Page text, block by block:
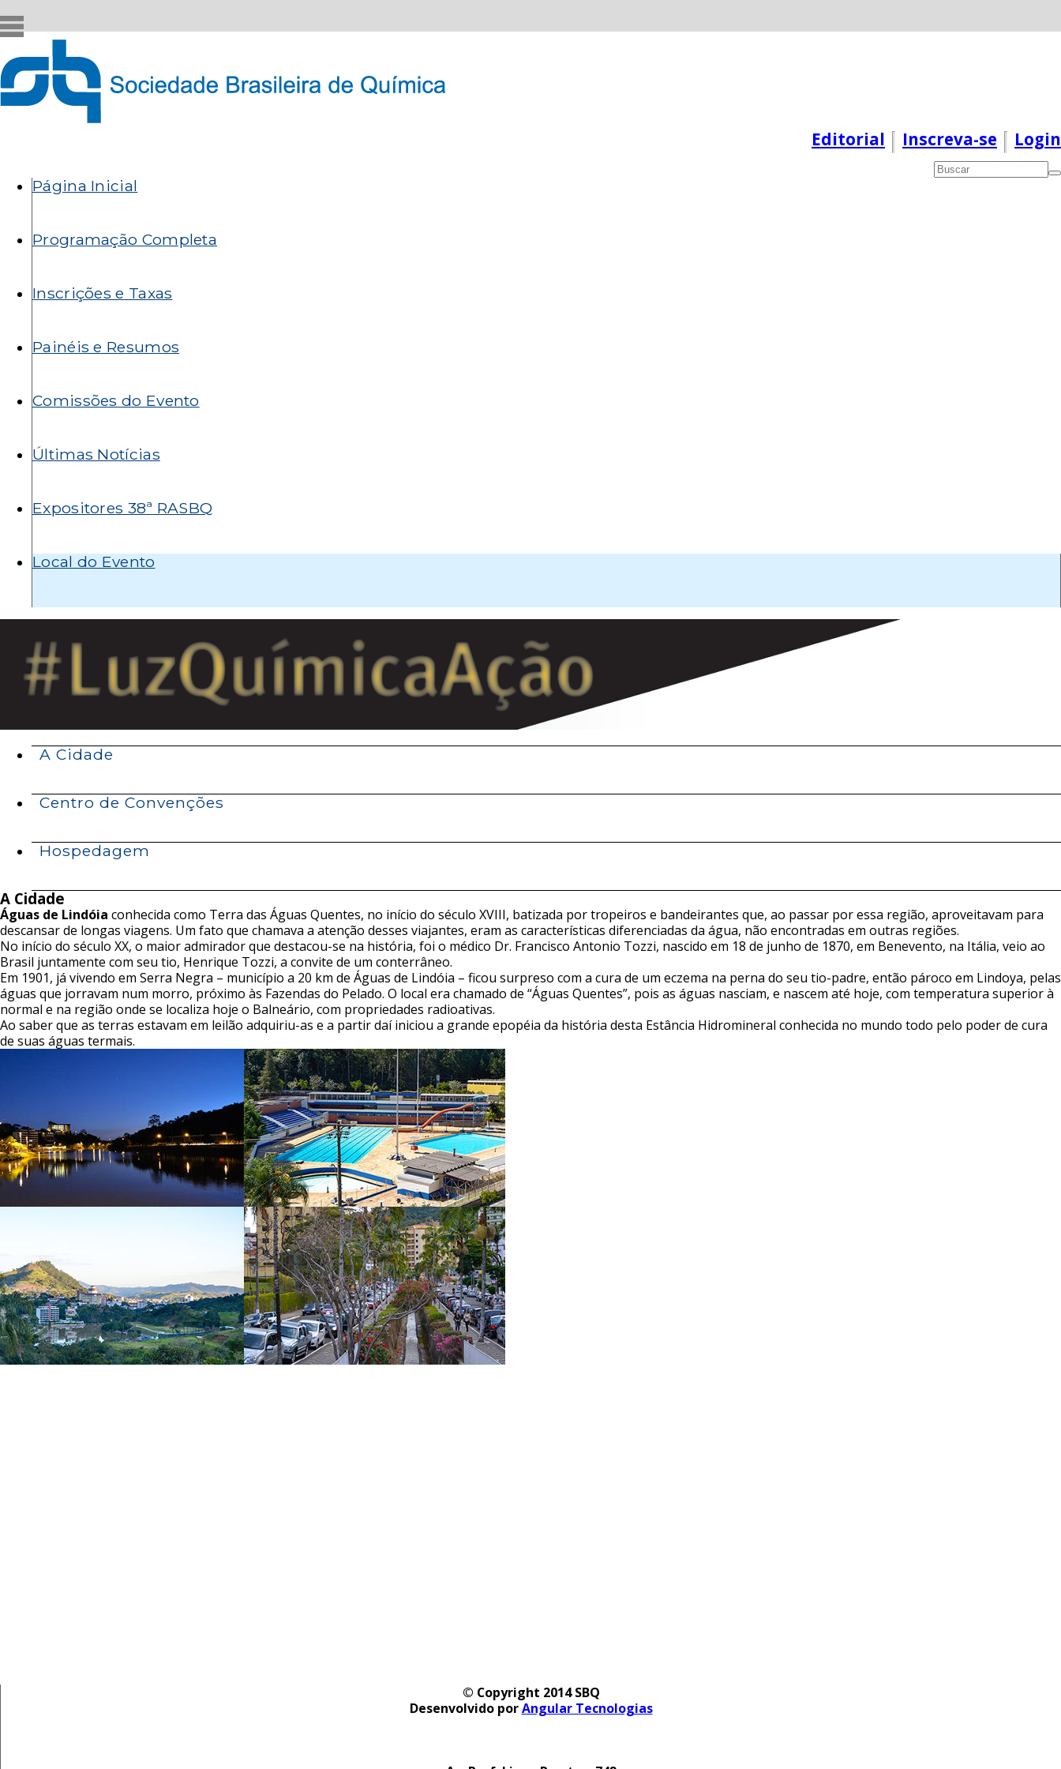
para
o
conteúdo
principal
Editorial Inscreva-se Login
de
busca
Menu
principal
Página Inicial
Programação Completa
Inscrições e Taxas
Painéis e Resumos
Comissões do Evento
Últimas Notícias
Expositores 38ª RASBQ
Local do Evento
Menu
secundário
A Cidade
Centro de Convenções
Hospedagem
A Cidade
Águas de Lindóia conhecida como Terra das Águas Quentes, no início do século XVIII, batizada por tropeiros e bandeirantes que, ao passar por essa região, aproveitavam para
descansar de longas viagens. Um fato que chamava a atenção desses viajantes, eram as características diferenciadas da água, não encontradas em outras regiões.
No início do século XX, o maior admirador que destacou-se na história, foi o médico Dr. Francisco Antonio Tozzi, nascido em 18 de junho de 1870, em Benevento, na Itália, veio ao
Brasil juntamente com seu tio, Henrique Tozzi, a convite de um conterrâneo.
Em 1901, já vivendo em Serra Negra – município a 20 km de Águas de Lindóia – ficou surpreso com a cura de um eczema na perna do seu tio-padre, então pároco em Lindoya, pelas
águas que jorravam num morro, próximo às Fazendas do Pelado. O local era chamado de “Águas Quentes”, pois as águas nasciam, e nascem até hoje, com temperatura superior à
normal e na região onde se localiza hoje o Balneário, com propriedades radioativas.
Ao saber que as terras estavam em leilão adquiriu-as e a partir daí iniciou a grande epopéia da história desta Estância Hidromineral conhecida no mundo todo pelo poder de cura
de suas águas termais.
© Copyright 2014 SBQ
Desenvolvido porAngular Tecnologias